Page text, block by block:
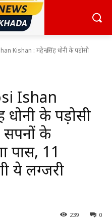
Kishan : महेन्द्र सिंह धोनी के पड़ोसी
Ishan
धोनी के पड़ोसी
सपनों के
पास, 11
ये लग्जरी
0
239